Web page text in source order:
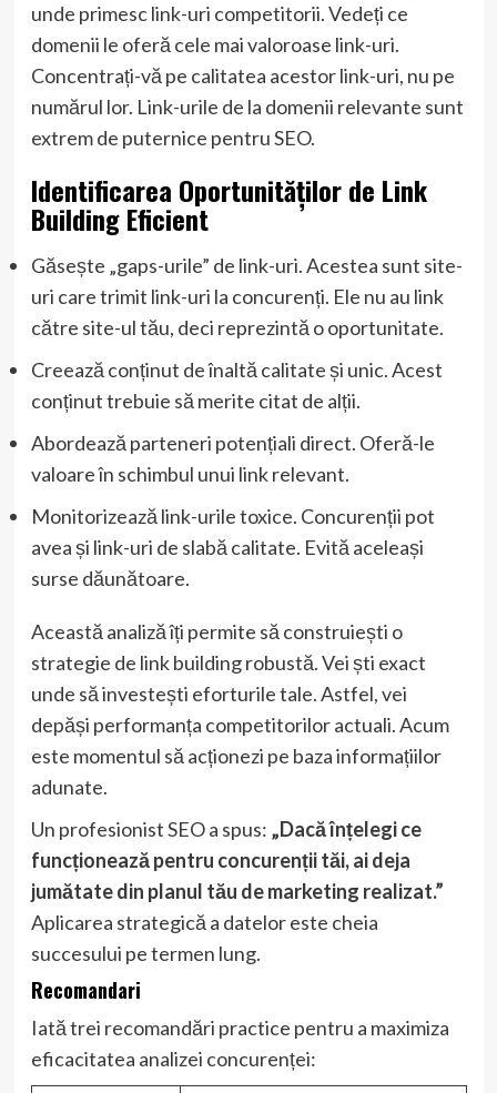
unde primesc link-uri competitorii. Vedeți ce
domenii le oferă cele mai valoroase link-uri.
Concentrați-vă pe calitatea acestor link-uri, nu pe
numărul lor. Link-urile de la domenii relevante sunt
extrem de puternice pentru SEO.
Identificarea Oportunităților de Link
Building Eficient
Găsește „gaps-urile” de link-uri. Acestea sunt site-
uri care trimit link-uri la concurenți. Ele nu au link
către site-ul tău, deci reprezintă o oportunitate.
Creează conținut de înaltă calitate și unic. Acest
conținut trebuie să merite citat de alții.
Abordează parteneri potențiali direct. Oferă-le
valoare în schimbul unui link relevant.
Monitorizează link-urile toxice. Concurenții pot
avea și link-uri de slabă calitate. Evită aceleași
surse dăunătoare.
Această analiză îți permite să construiești o
strategie de link building robustă. Vei ști exact
unde să investești eforturile tale. Astfel, vei
depăși performanța competitorilor actuali. Acum
este momentul să acționezi pe baza informațiilor
adunate.
Un profesionist SEO a spus: „Dacă înțelegi ce
funcționează pentru concurenții tăi, ai deja
jumătate din planul tău de marketing realizat.”
Aplicarea strategică a datelor este cheia
succesului pe termen lung.
Recomandari
Iată trei recomandări practice pentru a maximiza
eficacitatea analizei concurenței: